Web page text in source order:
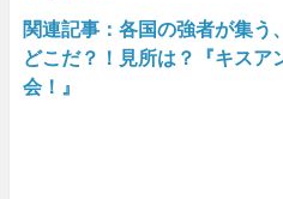
関連記事：各国の強者が集う
どこだ？！見所は？『キスア
会！』